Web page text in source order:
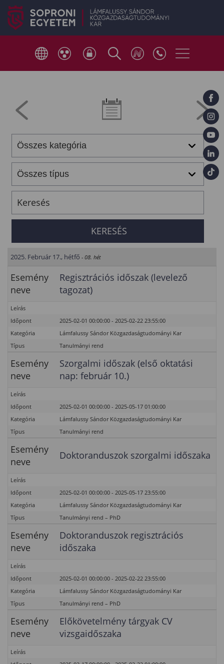
2025. Február 17., hétfő - 08. hét
Esemény
neve
Regisztrációs időszak (levelező
tagozat)
Leírás
Időpont
2025-02-01 00:00:00 - 2025-02-22 23:55:00
Kategória
Lámfalussy Sándor Közgazdaságtudományi Kar
Típus
Tanulmányi rend
Esemény
neve
Szorgalmi időszak (első oktatási
nap: február 10.)
Leírás
Időpont
2025-02-01 00:00:00 - 2025-05-17 01:00:00
Kategória
Lámfalussy Sándor Közgazdaságtudományi Kar
Típus
Tanulmányi rend
Esemény
neve
Doktoranduszok szorgalmi időszaka
Leírás
Időpont
2025-02-01 00:00:00 - 2025-05-17 23:55:00
Kategória
Lámfalussy Sándor Közgazdaságtudományi Kar
Típus
Tanulmányi rend – PhD
Esemény
neve
Doktoranduszok regisztrációs
időszaka
Leírás
Időpont
2025-02-01 00:00:00 - 2025-02-22 23:55:00
Kategória
Lámfalussy Sándor Közgazdaságtudományi Kar
Típus
Tanulmányi rend – PhD
Esemény
neve
Előkövetelmény tárgyak CV
vizsgaidőszaka
Leírás